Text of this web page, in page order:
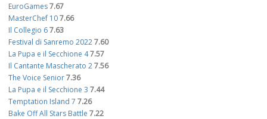
EuroGames7.67
MasterChef 107.66
Il Collegio 67.63
Festival di Sanremo 20227.60
La Pupa e il Secchione 47.57
Il Cantante Mascherato 27.56
The Voice Senior7.36
La Pupa e il Secchione 3 7.44
Temptation Island 7 7.26
Bake Off All Stars Battle 7.22